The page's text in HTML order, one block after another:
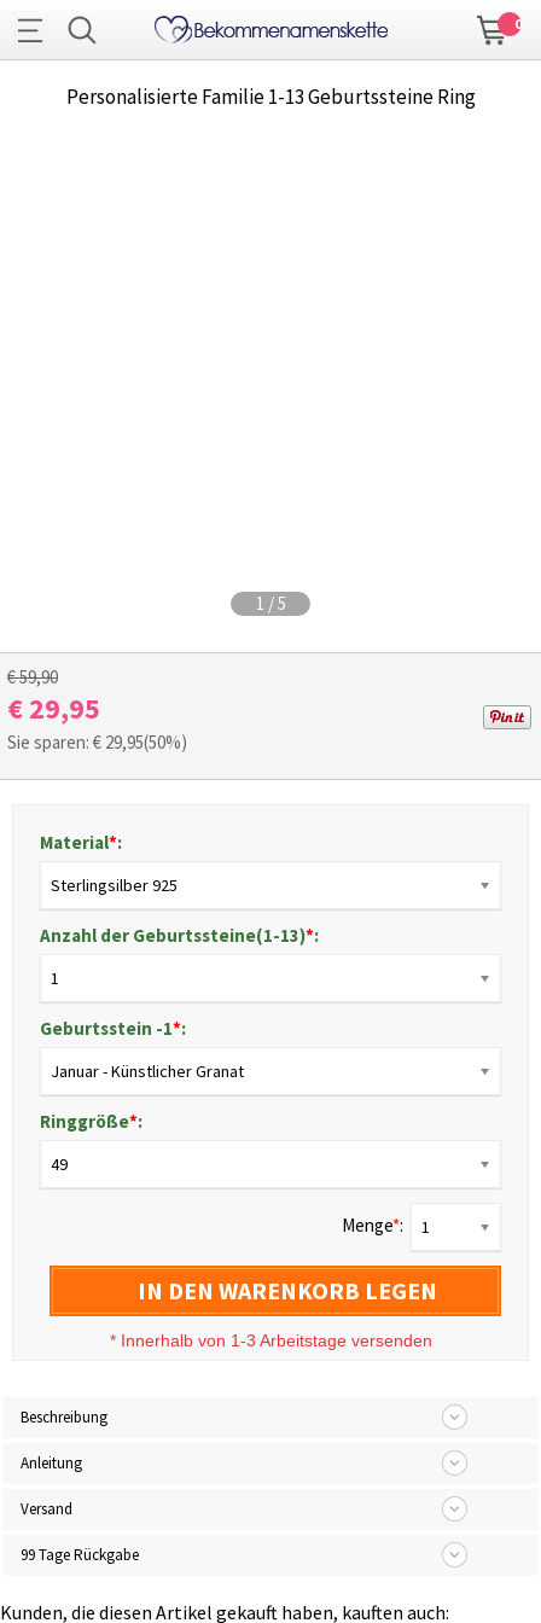
0
Personalisierte Familie 1-13 Geburtssteine Ring
1 /5
€ 59,90
€ 29,95
Sie sparen: € 29,95(50%)
Material*:
Sterlingsilber 925
Anzahl der Geburtssteine(1-13)*:
1
Geburtsstein -1*:
Januar - Künstlicher Granat
Ringgröße*:
49
Menge*: 1
IN DEN WARENKORB LEGEN
* Innerhalb von 1-3 Arbeitstage versenden
Beschreibung
Anleitung
Versand
99 Tage Rückgabe
Kunden, die diesen Artikel gekauft haben, kauften auch: